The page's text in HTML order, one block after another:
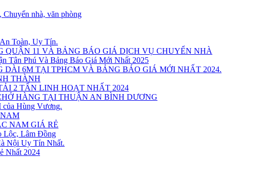
nhà, văn phòng
Toàn, Uy Tín.
QUẬN 11 VÀ BẢNG BÁO GIÁ DỊCH VỤ CHUYỂN NHÀ
Tân Phú Và Bảng Báo Giá Mới Nhất 2025
DÀI 6M TẠI TPHCM VÀ BẢNG BÁO GIÁ MỚI NHẤT 2024.
THÀNH
2 TẤN LINH HOẠT NHẤT 2024
HÀNG TẠI THUẬN AN BÌNH DƯƠNG
của Hùng Vương.
NAM GIÁ RẺ
Lộc, Lâm Đồng
Nội Uy Tín Nhất.
Nhất 2024